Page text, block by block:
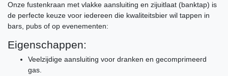
Onze fustenkraan met vlakke aansluiting en zijuitlaat (banktap) is
de perfecte keuze voor iedereen die kwaliteitsbier wil tappen in
bars, pubs of op evenementen:
Eigenschappen:
Veelzijdige aansluiting voor dranken en gecomprimeerd
gas.